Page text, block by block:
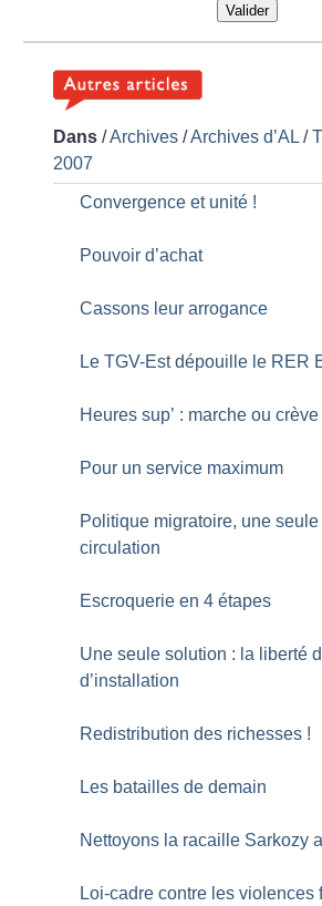
Valider
Dans /Archives /Archives d’AL /
2007
Convergence et unité !
Pouvoir d’achat
Cassons leur arrogance
Le TGV-Est dépouille le RER
Heures sup’ : marche ou crève
Pour un service maximum
Politique migratoire, une
circulation
Escroquerie en 4 étapes
Une seule solution : la liberté
d’installation
Redistribution des richesses !
Les batailles de demain
Nettoyons la racaille Sarkozy
Loi-cadre contre les violences